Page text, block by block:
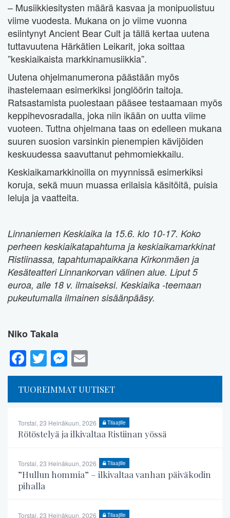
– Musiikkiesitysten määrä kasvaa ja monipuolistuu
viime vuodesta. Mukana on jo viime vuonna
esiintynyt Ancient Bear Cult ja tällä kertaa uutena
tuttavuutena Härkätien Leikarit, joka soittaa
”keskiaikaista markkinamusiikkia”.
Uutena ohjelmanumerona päästään myös
ihastelemaan esimerkiksi jonglöörin taitoja.
Ratsastamista puolestaan pääsee testaamaan myös
keppihevosradalla, joka niin ikään on uutta viime
vuoteen. Tuttna ohjelmana taas on edelleen mukana
suuren suosion varsinkin pienempien kävijöiden
keskuudessa saavuttanut pehmomiekkailu.
Keskiaikamarkkinoilla on myynnissä esimerkiksi
koruja, sekä muun muassa erilaisia käsitöitä, puisia
leluja ja vaatteita.
Linnaniemen Keskiaika la 15.6. klo 10-17. Koko
perheen keskiaikatapahtuma ja keskiaikamarkkinat
Ristiinassa, tapahtumapaikkana Kirkonmäen ja
Kesäteatteri Linnankorvan välinen alue. Liput 5
euroa, alle 18 v. ilmaiseksi. Keskiaika -teemaan
pukeutumalla ilmainen sisäänpääsy.
Niko Takala
Facebook
TwitterMessenger
TUOREIMMAT UUTISET
Torstai, 23 Heinäkuun, 2026 Tilaajille
Rötöstelyä ja ilkivaltaa Ristiinan yössä
Torstai, 23 Heinäkuun, 2026 Tilaajille
”Hullun hommia” – ilkivaltaa vanhan päiväkodin
pihalla
Torstai, 23 Heinäkuun, 2026 Tilaajille